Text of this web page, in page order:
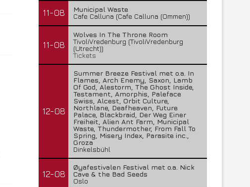
11-08
Municipal Waste
Cafe Calluna (Cafe Calluna (Ommen))
11-08
Wolves In The Throne Room
TivoliVredenburg (TivoliVredenburg
(Utrecht))
Tickets
12-08
Summer Breeze Festival met o.a. In
Flames, Arch Enemy, Saxon, Lamb
Of God, Alestorm, The Ghost Inside,
Testament, Amorphis, Paleface
Swiss, Alcest, Orbit Culture,
Northlane, Deafheaven, Future
Palace, Blackbraid, Der Weg Einer
Freiheit, Alien Ant Farm, Municipal
Waste, Thundermother, From Fall To
Spring, Misery Index, Parasite inc.,
Groza
Dinkelsbühl
12-08
Øyafestivalen Festival met o.a. Nick
Cave & the Bad Seeds
Oslo